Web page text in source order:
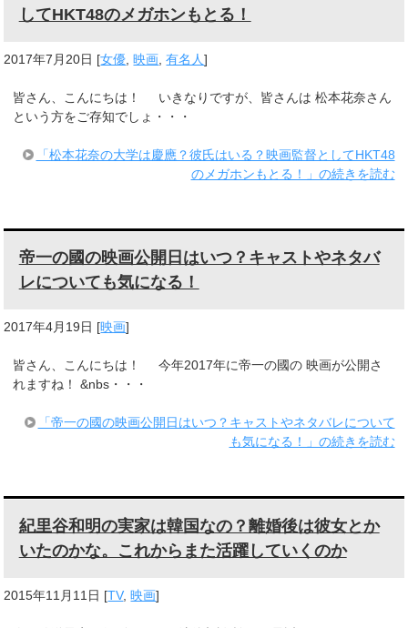
してHKT48のメガホンもとる！
2017年7月20日 [女優 ,映画 ,有名人]
皆さん、こんにちは！ いきなりですが、皆さんは 松本花奈さん
という方をご存知でしょ・・・
「松本花奈の大学は慶應？彼氏はいる？映画監督としてHKT48
のメガホンもとる！」の続きを読む
帝一の國の映画公開日はいつ？キャストやネタバ
レについても気になる！
2017年4月19日 [映画]
皆さん、こんにちは！ 今年2017年に帝一の國の 映画が公開さ
れますね！ &nbs・・・
「帝一の國の映画公開日はいつ？キャストやネタバレについて
も気になる！」の続きを読む
紀里谷和明の実家は韓国なの？離婚後は彼女とか
いたのかな。これからまた活躍していくのか
2015年11月11日 [TV,映画]